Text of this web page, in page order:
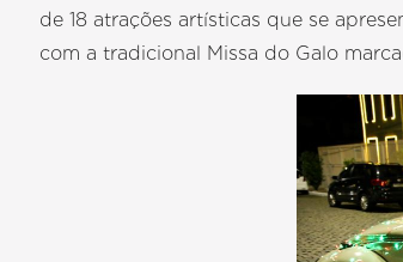
de 18 atrações artísticas que se
com a tradicional Missa do Galo